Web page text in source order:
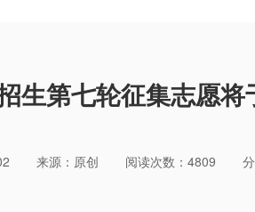
生第七轮征集志愿
来源：原创 阅读次数：4809